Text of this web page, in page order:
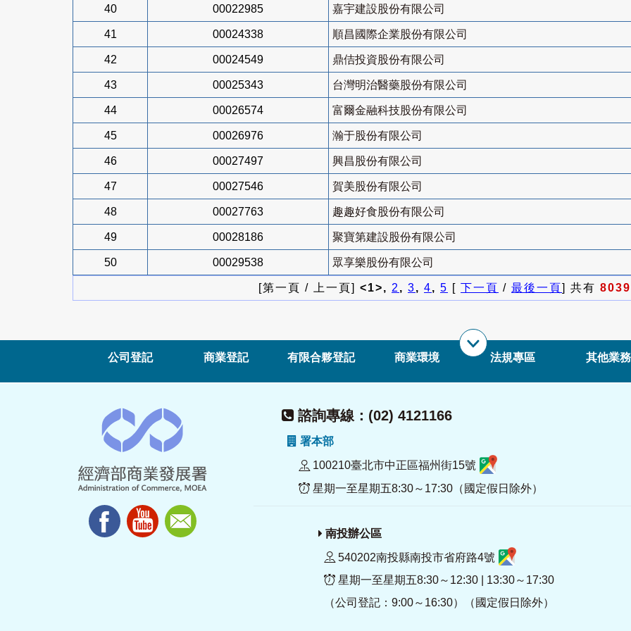
40 00022985 嘉宇建設股份有限公司
41 00024338 順昌國際企業股份有限公司
42 00024549 鼎佶投資股份有限公司
43 00025343 台灣明治醫藥股份有限公司
44 00026574 富爾金融科技股份有限公司
45 00026976 瀚于股份有限公司
46 00027497 興昌股份有限公司
47 00027546 賀美股份有限公司
48 00027763 趣趣好食股份有限公司
49 00028186 聚寶第建設股份有限公司
50 00029538 眾享樂股份有限公司
[第一頁 / 上一頁] <1>, 2, 3, 4, 5 [ 下一頁 / 最後一頁] 共有 8039
公司登記 商業登記 有限合夥登記 商業環境 法規專區 其他業務
諮詢專線：(02) 4121166
署本部
100210臺北市中正區福州街15號
星期一至星期五8:30～17:30（國定假日除外）
南投辦公區
540202南投縣南投市省府路4號
星期一至星期五8:30～12:30 | 13:30～17:30
（公司登記：9:00～16:30）（國定假日除外）